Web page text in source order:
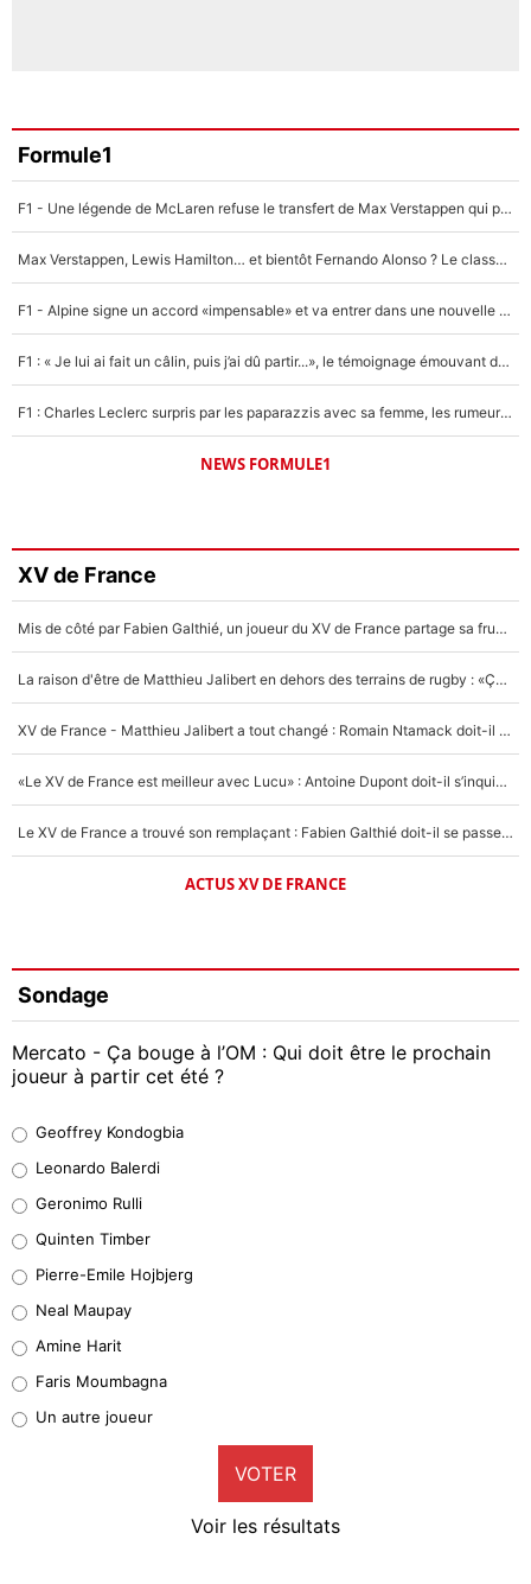
Formule1
F1 - Une légende de McLaren refuse le transfert de Max Verstappen qui pourrait «faire des vagues» et plomber l'ambiance dans l'équipe
Max Verstappen, Lewis Hamilton… et bientôt Fernando Alonso ? Le classement des pilotes les mieux payés en Formule 1 risque de changer !
F1 - Alpine signe un accord «impensable» et va entrer dans une nouvelle dimension : Grande nouvelle pour Pierre Gasly !
F1 : « Je lui ai fait un câlin, puis j’ai dû partir...», le témoignage émouvant de Max Verstappen sur sa fille
F1 : Charles Leclerc surpris par les paparazzis avec sa femme, les rumeurs étaient vraies !
NEWS FORMULE1
XV de France
Mis de côté par Fabien Galthié, un joueur du XV de France partage sa frustration : «ils ne me l’ont pas dit tout de suite»
La raison d'être de Matthieu Jalibert en dehors des terrains de rugby : «Ça m'atteint autant que si tu touches à un membre de ma famille»
XV de France - Matthieu Jalibert a tout changé : Romain Ntamack doit-il s’inquiéter pour sa place à un an de la Coupe du monde ?
«Le XV de France est meilleur avec Lucu» : Antoine Dupont doit-il s’inquiéter pour sa place ?
Le XV de France a trouvé son remplaçant : Fabien Galthié doit-il se passer d'Antoine Dupont ?
ACTUS XV DE FRANCE
Sondage
Mercato - Ça bouge à l’OM : Qui doit être le prochain
joueur à partir cet été ?
38%
32%
5%
1%
9%
Geoffrey Kondogbia
Leonardo Balerdi
Geronimo Rulli
Quinten Timber
Pierre-Emile Hojbjerg
Neal Maupay
Amine Harit
Faris Moumbagna
Un autre joueur
VOTER
Voir les résultats